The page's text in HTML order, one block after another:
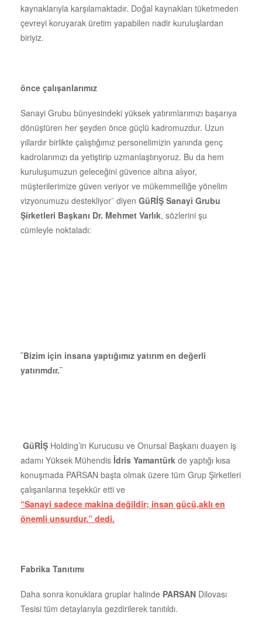
kaynaklarıyla karşılamaktadır. Doğal kaynakları tüketmeden
çevreyi koruyarak üretim yapabilen nadir kuruluşlardan
biriyiz.
önce çalışanlarımız
Sanayi Grubu bünyesindeki yüksek yatırımlarımızı başarıya
dönüştüren her şeyden önce güçlü kadromuzdur. Uzun
yıllardır birlikte çalıştığımız personelimizin yanında genç
kadrolarımızı da yetiştirip uzmanlaştırıyoruz. Bu da hem
kuruluşumuzun geleceğini güvence altına alıyor,
müşterilerimize güven veriyor ve mükemmelliğe yönelim
vizyonumuzu destekliyor¨ diyen GüRİŞ Sanayi Grubu
Şirketleri Başkanı Dr. Mehmet Varlık, sözlerini şu
cümleyle noktaladı:
¨Bizim için insana yaptığımız yatırım en değerli
yatırımdır.¨
GüRİŞ Holding’in Kurucusu ve Onursal Başkanı duayen iş
adamı Yüksek Mühendis İdris Yamantürk de yaptığı kısa
konuşmada PARSAN başta olmak üzere tüm Grup Şirketleri
çalışanlarına teşekkür etti ve
“Sanayi sadece makina değildir; insan gücü,aklı en
önemli unsurdur.” dedi.
Fabrika Tanıtımı
Daha sonra konuklara gruplar halinde PARSAN Dilovası
Tesisi tüm detaylarıyla gezdirilerek tanıtıldı.